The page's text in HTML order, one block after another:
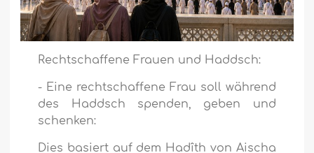
Rechtschaffene Frauen und Haddsch:
- Eine rechtschaffene Frau soll während
des Haddsch spenden, geben und
schenken:
Dies basiert auf dem Hadîth von Aischa